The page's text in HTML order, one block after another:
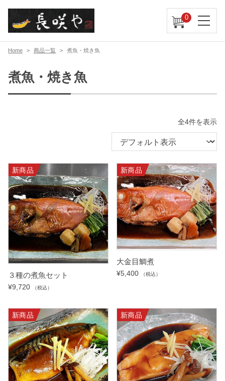
0
Home 商品一覧 煮魚・焼き魚
煮魚・焼き魚
全4件を表示
新商品
３種の煮魚セット
¥9,720 （税込）
新商品
大金目鯛煮
¥5,400 （税込）
新商品 新商品